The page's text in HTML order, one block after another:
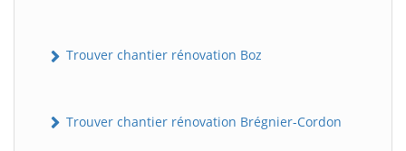
Trouver chantier rénovation Boz
Trouver chantier rénovation Brégnier-Cordon